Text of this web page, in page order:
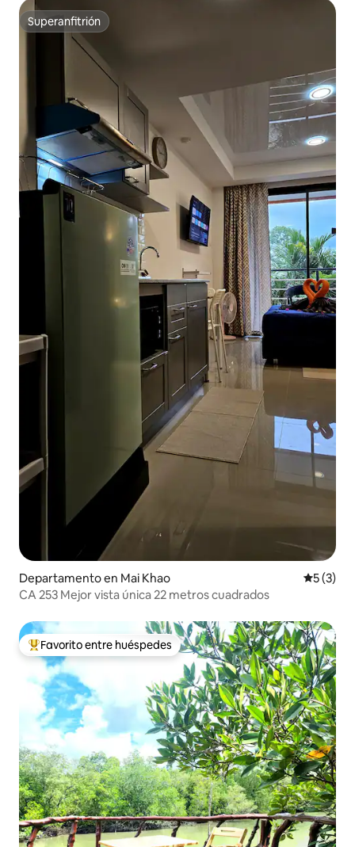
Superanfitrión
Superanfitrión
Departamento en Mai Khao
5 (3)
CA 253 Mejor vista única 22 metros cuadrados
De los mejores en Favorito entre huéspedes
Favorito entre huéspedes